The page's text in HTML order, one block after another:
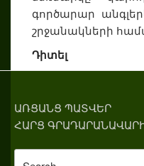
գործարար
շրջանակների
Դիտել
ԱՌՑԱՆՑ ՊԱՏՎԵՐ
ՀԱՐՑ